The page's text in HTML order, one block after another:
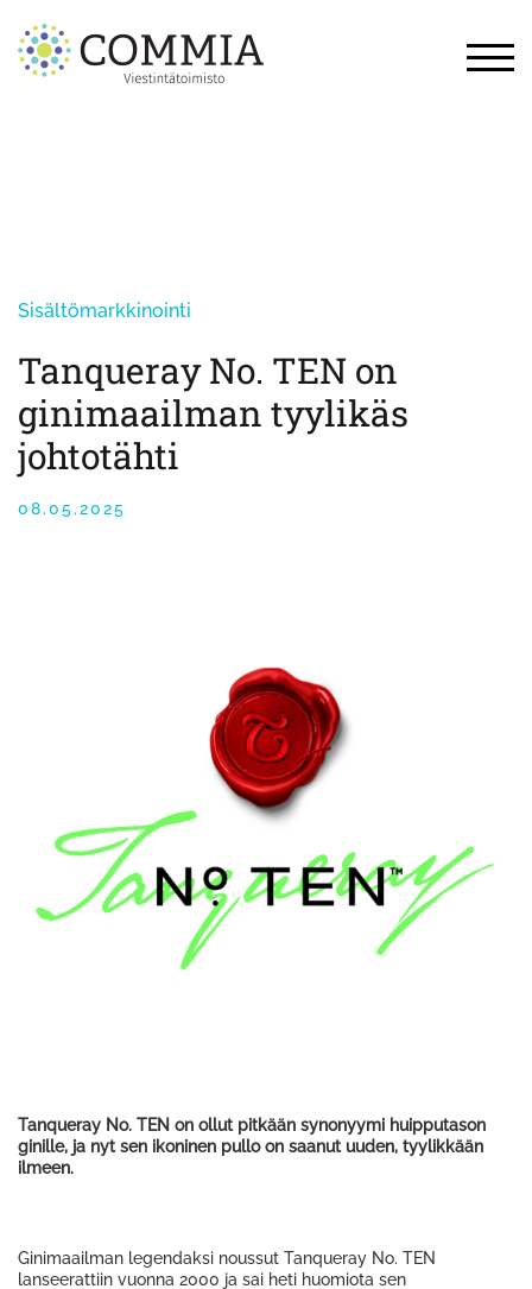
content
Sisältömarkkinointi
Tanqueray No. TEN on
ginimaailman tyylikäs
johtotähti
08.05.2025
Tanqueray No. TEN on ollut pitkään synonyymi huipputason
ginille, ja nyt sen ikoninen pullo on saanut uuden, tyylikkään
ilmeen.
Ginimaailman legendaksi noussut Tanqueray No. TEN
lanseerattiin vuonna 2000 ja sai heti huomiota sen